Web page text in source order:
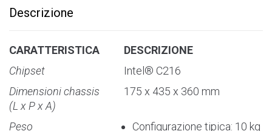
r
n
t
v
e
Descrizione
CARATTERISTICA
DESCRIZIONE
Chipset
Intel® C216
Dimensioni chassis
(L x P x A)
175 x 435 x 360 mm
Peso Configurazione tipica: 10 kg